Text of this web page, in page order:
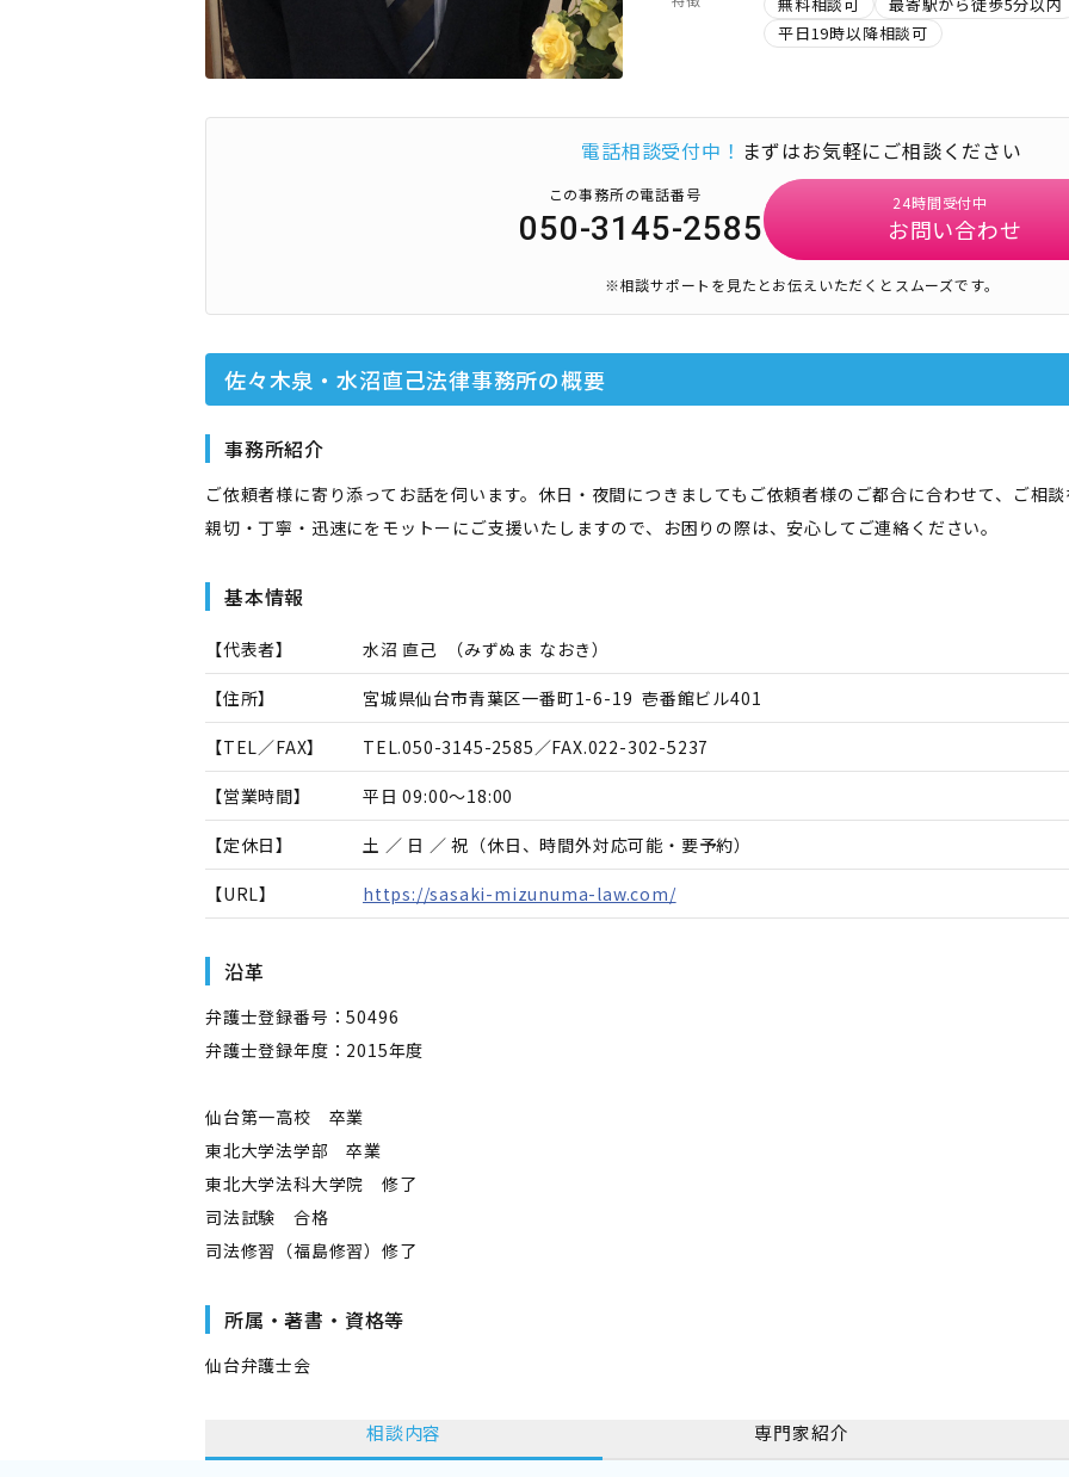
平日19時以降相談可
電話相談受付中！ まずはお気軽にご相談ください
この事務所の電話番号
050-3145-2585
24時間受付中
お問い合わせ
※相談サポートを見たとお伝えいただくとスムーズです。
佐々木泉・水沼直己法律事務所の概要
事務所紹介
ご依頼者様に寄り添ってお話を伺います。休日・夜間につきましてもご依頼者様のご都合に合わせて、ご相
親切・丁寧・迅速にをモットーにご支援いたしますので、お困りの際は、安心してご連絡ください。
基本情報
【代表者】 水沼 直己 （みずぬま なおき）
【住所】 宮城県仙台市青葉区一番町1-6-19 壱番館ビル401
【TEL／FAX】 TEL.050-3145-2585 ／FAX.022-302-5237
【営業時間】 平日 09:00～18:00
【定休日】 土 ／ 日 ／ 祝（休日、時間外対応可能・要予約）
【URL】 https://sasaki-mizunuma-law.com/
沿革
弁護士登録番号：50496
弁護士登録年度：2015年度
仙台第一高校 卒業
東北大学法学部 卒業
東北大学法科大学院 修了
司法試験 合格
司法修習（福島修習）修了
所属・著書・資格等
仙台弁護士会
相談内容 専門家紹介